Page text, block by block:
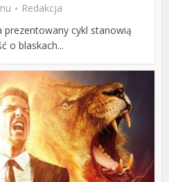
Redakcja
prezentowany cykl stanowią
o blaskach...